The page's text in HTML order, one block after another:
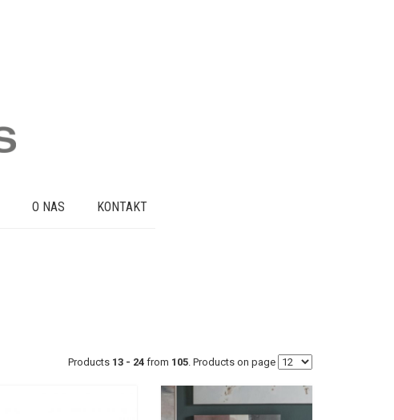
O NAS KONTAKT
Products 13 - 24 from 105. Products on page